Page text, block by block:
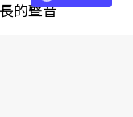
的聲音